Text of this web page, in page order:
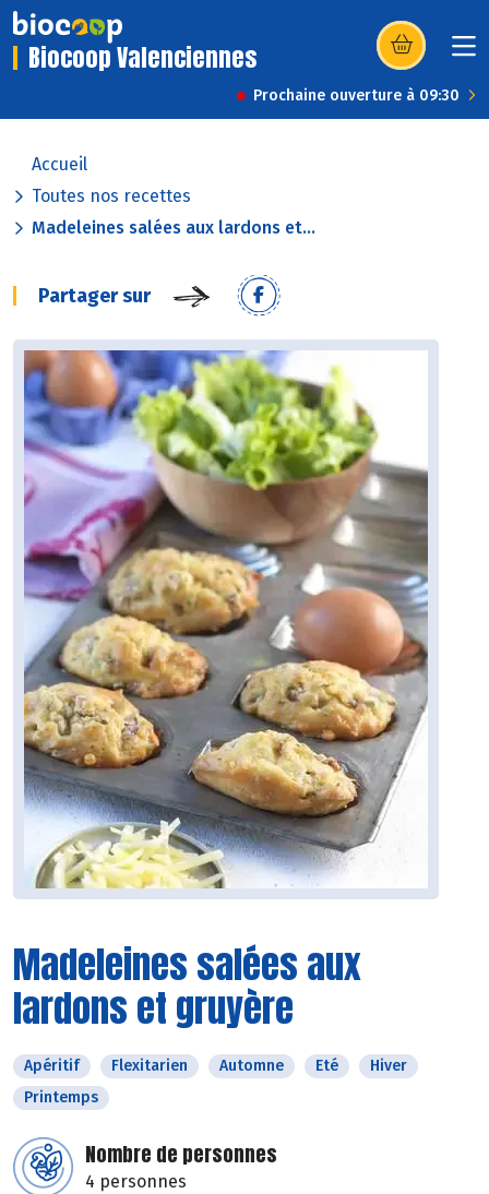
Biocoop Valenciennes (s’ouvre dans
Prochaine ouverture à 09:30
Accueil
Toutes nos recettes
Madeleines salées aux lardons et...
Partager sur
Madeleines salées aux
lardons et gruyère
Apéritif Flexitarien Automne Eté
Hiver
Printemps
Nombre de personnes
4 personnes